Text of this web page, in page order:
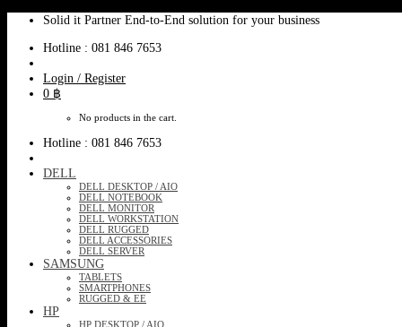
content
Solid it Partner End-to-End solution for your business
Hotline : 081 846 7653
Login / Register
0 ฿
No products in the cart.
Hotline : 081 846 7653
DELL
DELL DESKTOP / AIO
DELL NOTEBOOK
DELL MONITOR
DELL WORKSTATION
DELL RUGGED
DELL ACCESSORIES
DELL SERVER
SAMSUNG
TABLETS
SMARTPHONES
RUGGED & EE
HP
HP DESKTOP / AIO